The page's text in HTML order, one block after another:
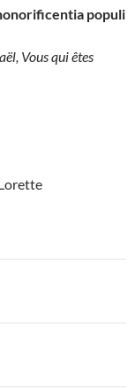
populi
Vous qui êtes